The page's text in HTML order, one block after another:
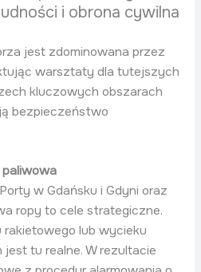
i obrona cywilna
jest zdominowana przez
warsztaty dla tutejszych
kluczowych obszarach
bezpieczeństwo
w Gdańsku i Gdyni oraz
ropy to cele strategiczne.
lub wycieku
tu realne. W rezultacie